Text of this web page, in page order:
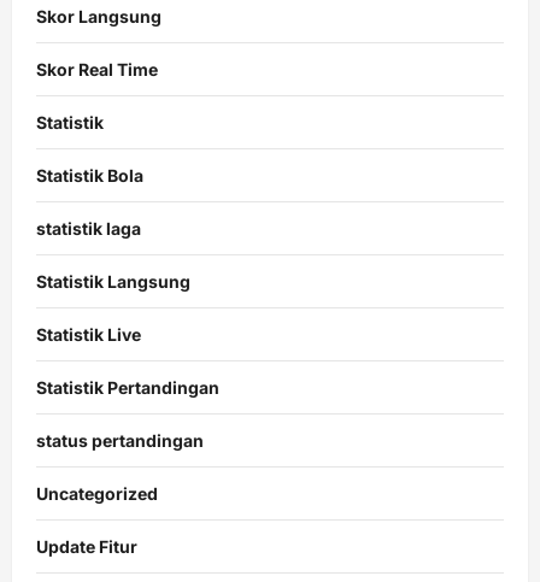
Skor Langsung
Skor Real Time
Statistik
Statistik Bola
statistik laga
Statistik Langsung
Statistik Live
Statistik Pertandingan
status pertandingan
Uncategorized
Update Fitur